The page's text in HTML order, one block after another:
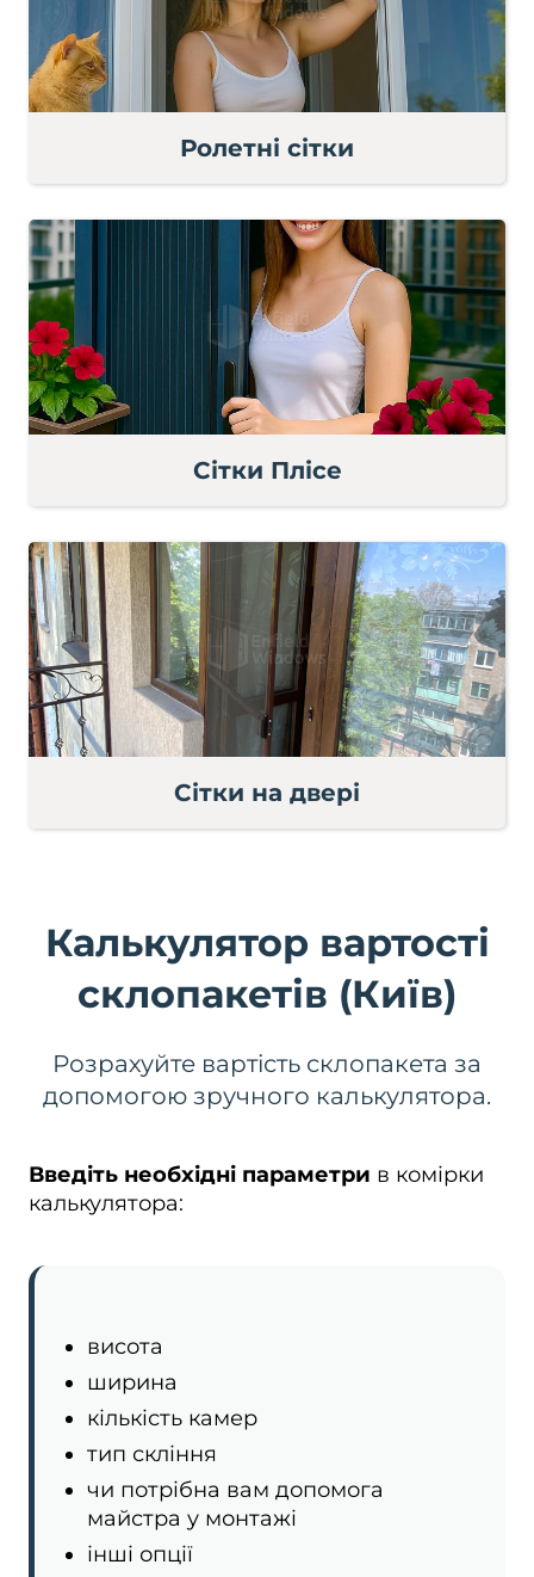
Ролетні сітки
Сітки Плісе
Сітки на двері
Калькулятор вартості
склопакетів (Київ)
Розрахуйте вартість склопакета за
допомогою зручного калькулятора.
Введіть необхідні параметри в комірки
калькулятора:
висота
ширина
кількість камер
тип скління
чи потрібна вам допомога
майстра у монтажі
інші опції